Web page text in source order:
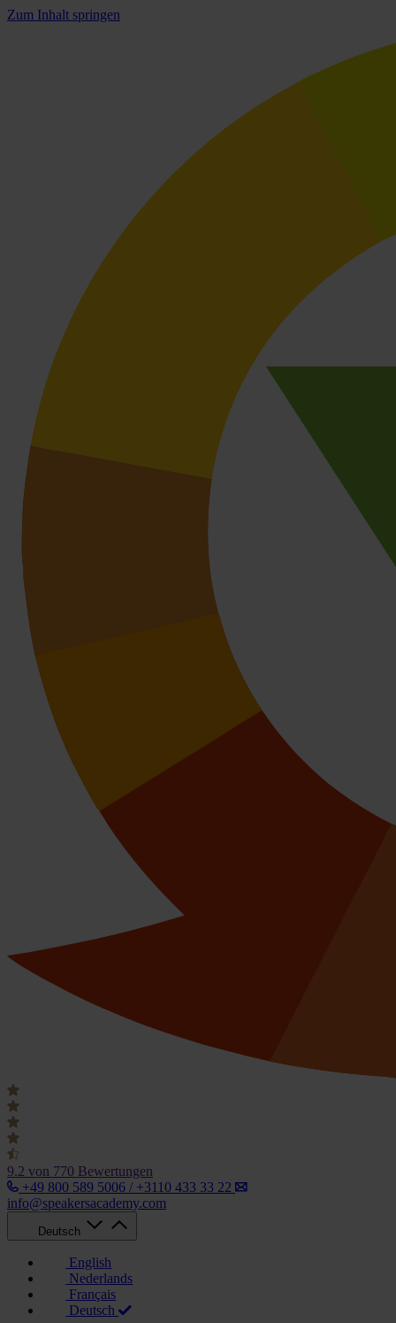
Zum Inhalt springen
9.2 von 770 Bewertungen
+49 800 589 5006 / +3110 433 33 22
info@speakersacademy.com
Deutsch
English
Nederlands
Français
Deutsch